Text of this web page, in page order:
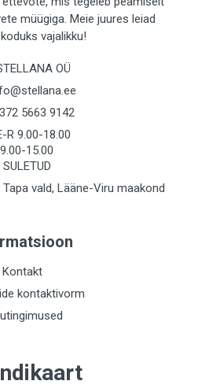
müügiga. Meie juures leiad
vajalikku!
OÜ
5663 9142
R 9.00-18.00
15.00
SULETUD
vald, Lääne-Viru maakond
Kontakt
kontaktivorm